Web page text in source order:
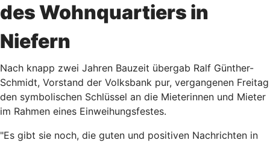
des Wohnquartiers in
Niefern
Nach knapp zwei Jahren Bauzeit übergab Ralf Günther-
Schmidt, Vorstand der Volksbank pur, vergangenen Freitag
den symbolischen Schlüssel an die Mieterinnen und Mieter
im Rahmen eines Einweihungsfestes.
"Es gibt sie noch, die guten und positiven Nachrichten in